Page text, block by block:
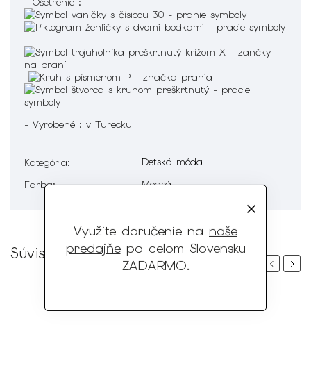
Využite doručenie na naše
predajňepo celom Slovensku
ZADARMO.
- Vyrobené : v Turecku
Kategória:
Detská móda
Farba: Modrá
Súvisiaci tovar
PreviousNext